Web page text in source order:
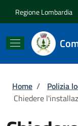
Regione Lombardia
Briciole di
Home / Polizia
Chiedere